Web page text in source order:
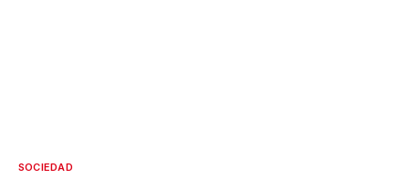
SOCIEDAD